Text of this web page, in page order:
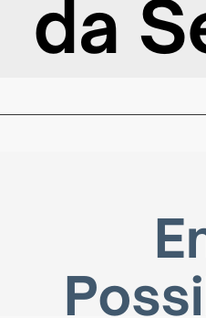
muitos anos como uma
pessoas com autismo vem